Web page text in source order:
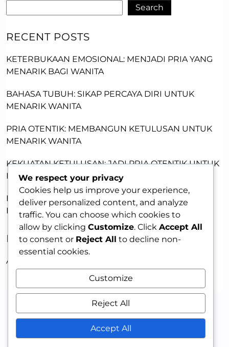
Search
RECENT POSTS
KETERBUKAAN EMOSIONAL: MENJADI PRIA YANG
MENARIK BAGI WANITA
BAHASA TUBUH: SIKAP PERCAYA DIRI UNTUK
MENARIK WANITA
PRIA OTENTIK: MEMBANGUN KETULUSAN UNTUK
MENARIK WANITA
KEKUATAN KETULUSAN: JADI PRIA OTENTIK UNTUK
DAYA TARIK
PRIA MENARIK: MEMBANGUN KEPERCAYAAN DIRI
DENGAN KETULUSAN
RECENT COMMENTS
A WordPress Commenter
We respect your privacy
Cookies help us improve your experience,
deliver personalized content, and analyze
traffic. You can choose which cookies to
allow by clicking Customize. Click Accept All
to consent or Reject All to decline non-
essential cookies.
Customize
Reject All
Accept All